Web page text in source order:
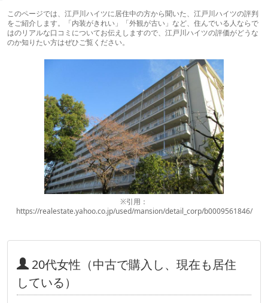
このページでは、江戸川ハイツに居住中の方から聞いた、江戸川ハイツの評判
をご紹介します。「内装がきれい」「外観が古い」など、住んでいる人ならで
はのリアルな口コミについてお伝えしますので、江戸川ハイツの評価がどうな
のか知りたい方はぜひご覧ください。
※引用：
https://realestate.yahoo.co.jp/used/mansion/detail_corp/b0009561846/
20代女性（中古で購入し、現在も居住
している）